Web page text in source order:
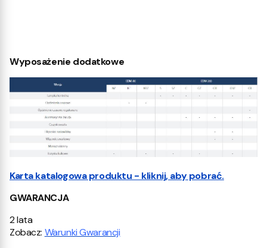
Wyposażenie dodatkowe
Karta katalogowa produktu - kliknij, aby pobrać.
GWARANCJA
2 lata
Zobacz: Warunki Gwarancji